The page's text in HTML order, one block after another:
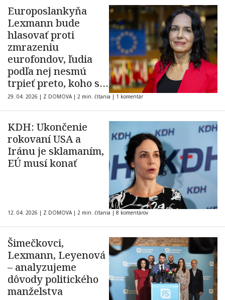
Europoslankyňa
Lexmann bude
hlasovať proti
zmrazeniu
eurofondov, ľudia
podľa nej nesmú
trpieť preto, koho si
zvolili
29. 04. 2026 | Z DOMOVA | 2 min. čítania | 1 komentár
KDH: Ukončenie
rokovaní USA a
Iránu je sklamaním,
EÚ musí konať
12. 04. 2026 | Z DOMOVA | 2 min. čítania | 8 komentárov
Šimečkovci,
Lexmann, Leyenová
– analyzujeme
dôvody politického
manželstva